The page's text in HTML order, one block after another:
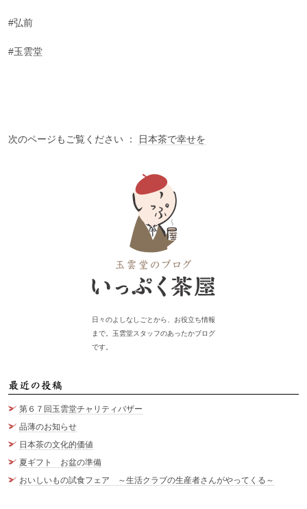
#弘前
#玉雲堂
次のページもご覧ください ： 日本茶で幸せを
日々のよしなしごとから、お役立ち情報
まで。玉雲堂スタッフのあったかブログ
です。
第６７回玉雲堂チャリティバザー
品薄のお知らせ
日本茶の文化的価値
夏ギフト お盆の準備
おいしいもの試食フェア ～生活クラブの生産者さんがやってくる～